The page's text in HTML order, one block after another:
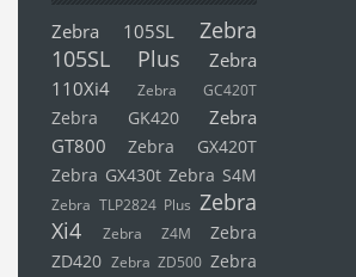
Zebra 105SL
Zebra
105SL Plus
Zebra
110Xi4
Zebra GC420T
Zebra GK420
Zebra
GT800
Zebra GX420T
Zebra GX430t Zebra S4M
Zebra TLP2824 Plus Zebra
Xi4
Zebra Z4M
Zebra
ZD420 Zebra ZD500 Zebra